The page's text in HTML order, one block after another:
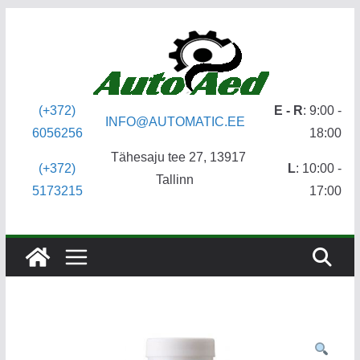
(+372)
6056256
(+372)
5173215
INFO@AUTOMATIC.EE
Tähesaju tee 27, 13917
Tallinn
E - R: 9:00 -
18:00
L: 10:00 -
17:00